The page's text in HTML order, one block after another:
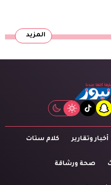
المزيد
snapchat
tiktok
أخبار وتقارير كلام ستات
صحة ورشاقة